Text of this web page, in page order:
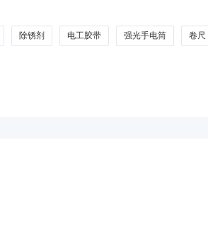
久量A521强光手电筒久量A521支
除锈剂 电工胶带 强光手电筒 卷尺